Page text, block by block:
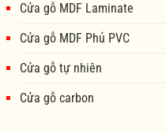
Cửa gỗ MDF Laminate
Cửa gỗ MDF Phủ PVC
Cửa gỗ tự nhiên
Cửa gỗ carbon